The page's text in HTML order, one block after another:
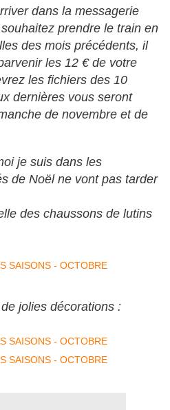
dans la messagerie
prendre le train en
des mois précédents, il
les 12 € de votre
les fichiers des 10
dernières vous seront
de novembre et de
je suis dans les
de Noël ne vont pas tarder
des chaussons de lutins
jolies décorations :